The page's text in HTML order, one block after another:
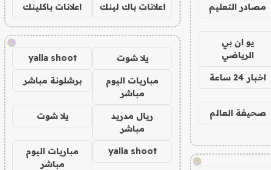
مصادر التعليم
يو ان بي
الرياضي
اخبار 24 ساعة
صحيفة العالم
!
اعلانات باك لينك اعلانات باكلينك
!
يلا شوت yalla shoot
مباريات اليوم
مباشر
برشلونة مباشر
ريال مدريد
مباشر
يلا شوت
yalla shoot
مباريات اليوم
مباشر